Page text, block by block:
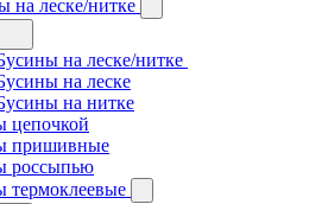
на леске/нитке
на леске/нитке
на леске
на нитке
цепочкой
пришивные
россыпью
термоклеевые